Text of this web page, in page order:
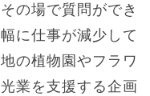
の場で質問ができ
に仕事が減少して
の植物園やフラワ
業を支援する企画